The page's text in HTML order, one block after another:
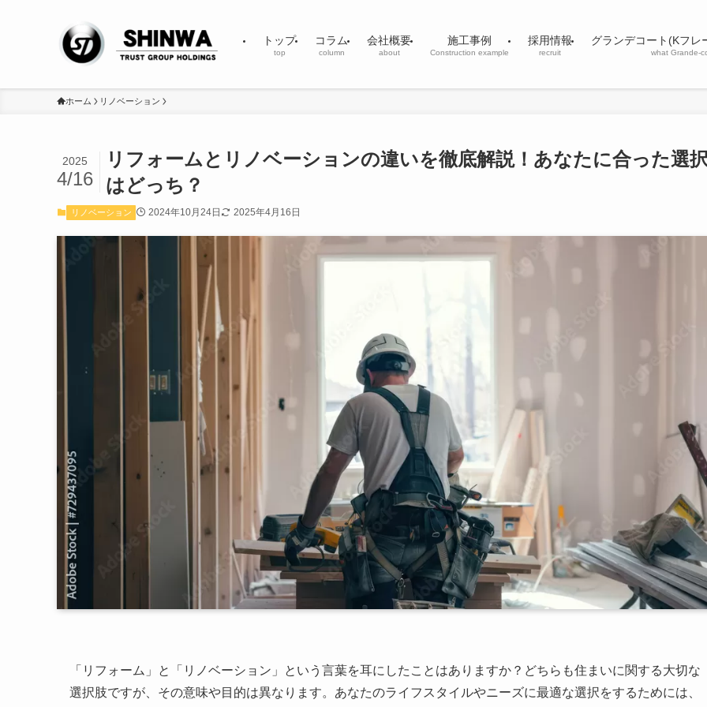
トップ
top
コラム
column
会社概要
about
施工事例
Construction example
採用情報
recruit
グランデコート(Kフレ
what Grande-
ホーム リノベーション
リフォームとリノベーションの違いを徹底解説！あなたに合った選
はどっち？
2025
4/16
リノベーション 2024年10月24日 2025年4月16日
「リフォーム」と「リノベーション」という言葉を耳にしたことはありますか？どちらも住まいに関する大切な
選択肢ですが、その意味や目的は異なります。あなたのライフスタイルやニーズに最適な選択をするためには、